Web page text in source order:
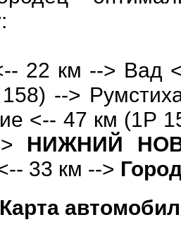
:
22 км --> Вад
-->
<-- 47 км (1Р
НИЖНИЙ
33 км -->
Карта